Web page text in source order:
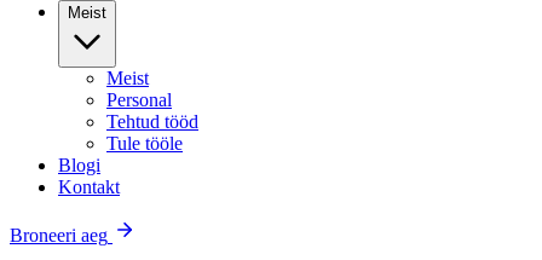
Meist
Meist
Personal
Tehtud tööd
Tule tööle
Blogi
Kontakt
Broneeri aeg